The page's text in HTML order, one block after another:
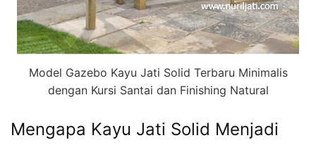
Model Gazebo Kayu Jati Solid Terbaru Minimalis
dengan Kursi Santai dan Finishing Natural
Mengapa Kayu Jati Solid Menjadi